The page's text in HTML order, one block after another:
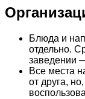
Блюда и
отдельно.
заведении
Все места
от друга,